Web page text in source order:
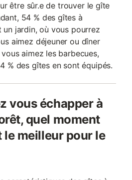
être sûr.e de trouver le gîte
54 % des gîtes à
jardin, où vous pourrez
aimez déjeuner ou dîner
aimez les barbecues,
% des gîtes en sont équipés.
vous échapper à
quel moment
le meilleur pour le